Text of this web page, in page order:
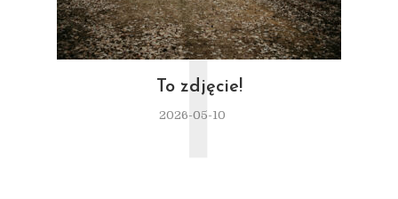
To zdjęcie!
2026-05-10
T